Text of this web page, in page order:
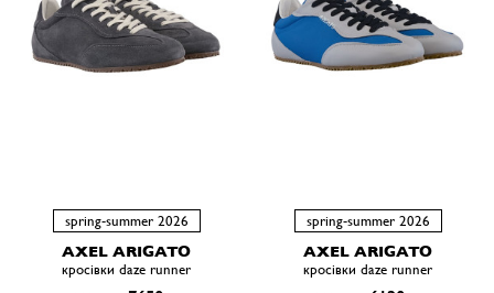
spring-summer 2026
AXEL ARIGATO
кросівки daze runner
spring-summer 2026
AXEL ARIGATO
кросівки daze runner